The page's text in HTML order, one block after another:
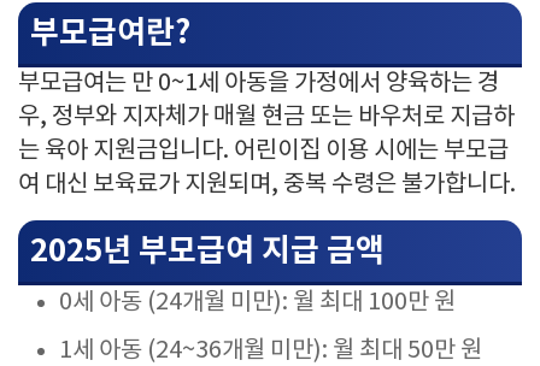
부모급여란?
부모급여는 만 0~1세 아동을 가정에서 양육하는 경
우, 정부와 지자체가 매월 현금 또는 바우처로 지급하
는 육아 지원금입니다. 어린이집 이용 시에는 부모급
여 대신 보육료가 지원되며, 중복 수령은 불가합니다.
2025년 부모급여 지급 금액
0세 아동 (24개월 미만): 월 최대 100만 원
1세 아동 (24~36개월 미만): 월 최대 50만 원